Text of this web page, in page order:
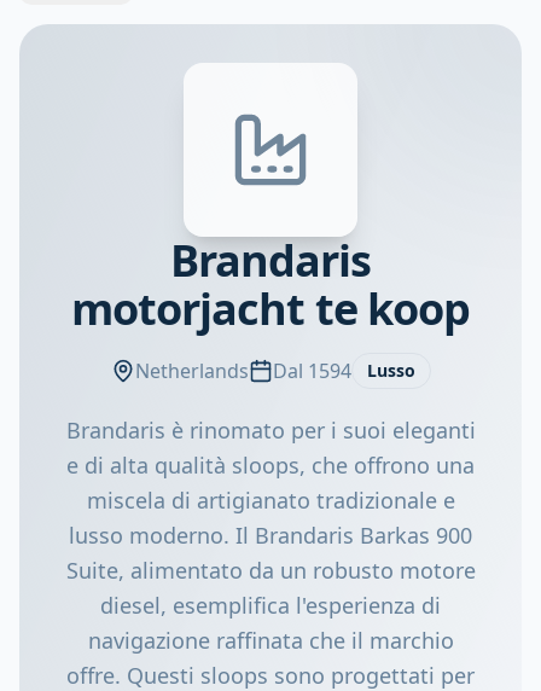
Brandaris
motorjacht te koop
Netherlands Dal 1594 Lusso
Brandaris è rinomato per i suoi eleganti
e di alta qualità sloops, che offrono una
miscela di artigianato tradizionale e
lusso moderno. Il Brandaris Barkas 900
Suite, alimentato da un robusto motore
diesel, esemplifica l'esperienza di
navigazione raffinata che il marchio
offre. Questi sloops sono progettati per